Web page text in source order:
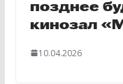
позднее
кинозал
10.04.2026